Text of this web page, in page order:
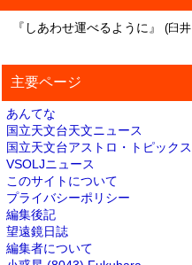
『しあわせ運べるように』 (臼
主要ページ
あんてな
国立天文台天文ニュース
国立天文台アストロ・トピックス
VSOLJニュース
このサイトについて
プライバシーポリシー
編集後記
望遠鏡日誌
編集者について